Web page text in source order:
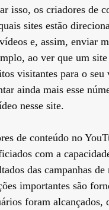
isso, os criadores de
sites estão
e, assim, enviar
ao ver que um
visitantes para o seu
ainda mais esse
nesse site.
de conteúdo no
com a
das campanhas
importantes são
foram alcançados,